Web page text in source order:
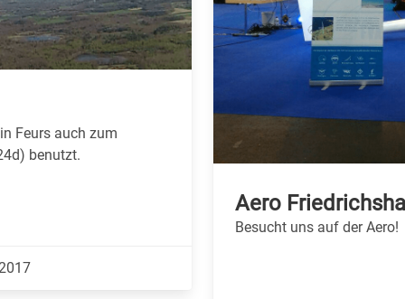
Feurs auch zum
benutzt.
Aero
Besucht uns auf der Aero!